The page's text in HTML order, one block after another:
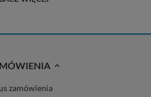
zamówienia